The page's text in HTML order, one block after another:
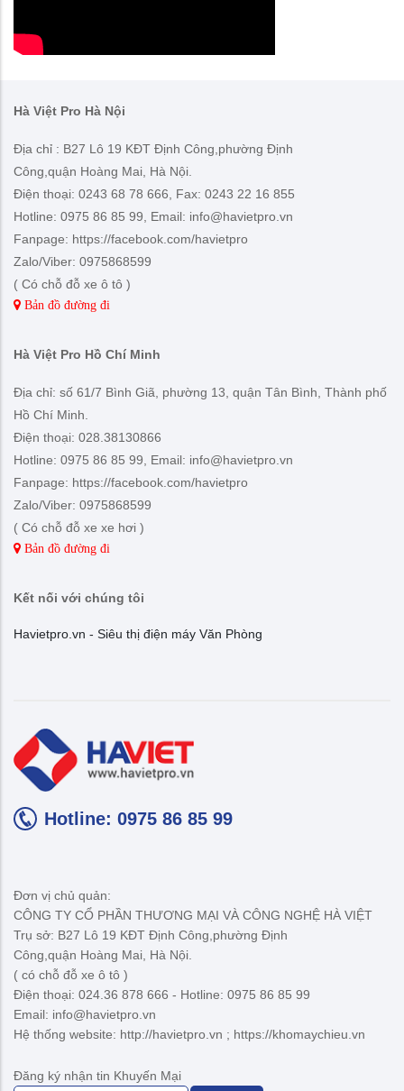
Hà Việt Pro Hà Nội
Địa chỉ : B27 Lô 19 KĐT Định Công,phường Định
Công,quận Hoàng Mai, Hà Nội.
Điện thoại: 0243 68 78 666, Fax: 0243 22 16 855
Hotline: 0975 86 85 99, Email: info@havietpro.vn
Fanpage: https://facebook.com/havietpro
Zalo/Viber: 0975868599
( Có chỗ đỗ xe ô tô )
Bản đồ đường đi
Hà Việt Pro Hồ Chí Minh
Địa chỉ: số 61/7 Bình Giã, phường 13, quận Tân Bình, Thành phố
Hồ Chí Minh.
Điện thoại: 028.38130866
Hotline: 0975 86 85 99, Email: info@havietpro.vn
Fanpage: https://facebook.com/havietpro
Zalo/Viber: 0975868599
( Có chỗ đỗ xe xe hơi )
Bản đồ đường đi
Kết nối với chúng tôi
Havietpro.vn - Siêu thị điện máy Văn Phòng
Hotline: 0975 86 85 99
Đơn vị chủ quản:
CÔNG TY CỔ PHẦN THƯƠNG MẠI VÀ CÔNG NGHỆ HÀ VIỆT
Trụ sở: B27 Lô 19 KĐT Định Công,phường Định
Công,quận Hoàng Mai, Hà Nội.
( có chỗ đỗ xe ô tô )
Điện thoại: 024.36 878 666 - Hotline: 0975 86 85 99
Email: info@havietpro.vn
Hệ thống website: http://havietpro.vn ; https://khomaychieu.vn
Đăng ký nhận tin Khuyến Mại